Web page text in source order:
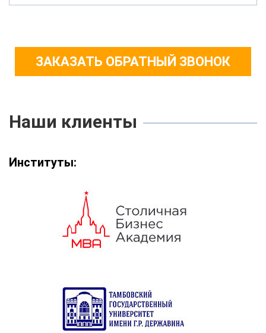
ЗАКАЗАТЬ ОБРАТНЫЙ ЗВОНОК
Наши клиенты
Институты: